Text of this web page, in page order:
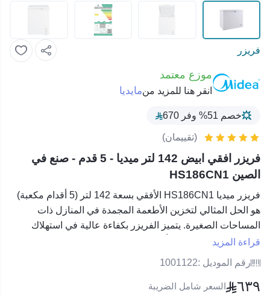
فريزر
موزع معتمد
انقر هنا للمزيد منمايديا
خصم 51% وفر 670
(تقييمان)
فريزر افقي ابيض 142 لتر ميديا - 5 قدم - صنع في
الصين HS186CN1
فريزر ميديا HS186CN1
الأفقي بسعة 142 لتر (5 أقدام مكعبة)
هو الحل المثالي لتخزين الأطعمة المجمدة في المنازل ذات
المساحات الصغيرة. يتميز الفريزر بكفاءة عالية في استهلاك
الطاقة وتصميم بسيط وأنيق. يحتوي على منظم حرارة قابل
الغذائية. هذا الفريزر يضمن حفظ الطعام بشكل مثالي مع توفير
استهلاك الكهرباء.
قراءة المزيد
رقم الموديل :1001122
٦٣٩ السعر شامل الضريبة